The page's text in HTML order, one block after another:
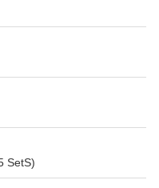
, USD 6500 (＞5 SetS)